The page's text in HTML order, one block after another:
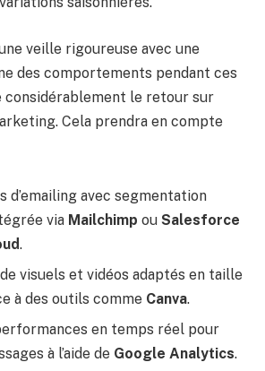
veille rigoureuse avec une
des comportements pendant ces
considérablement le retour sur
Cela prendra en compte
d’emailing avec segmentation
via Mailchimp ou Salesforce
.
visuels et vidéos adaptés en taille
à des outils comme Canva.
en temps réel pour
à l’aide de Google Analytics.